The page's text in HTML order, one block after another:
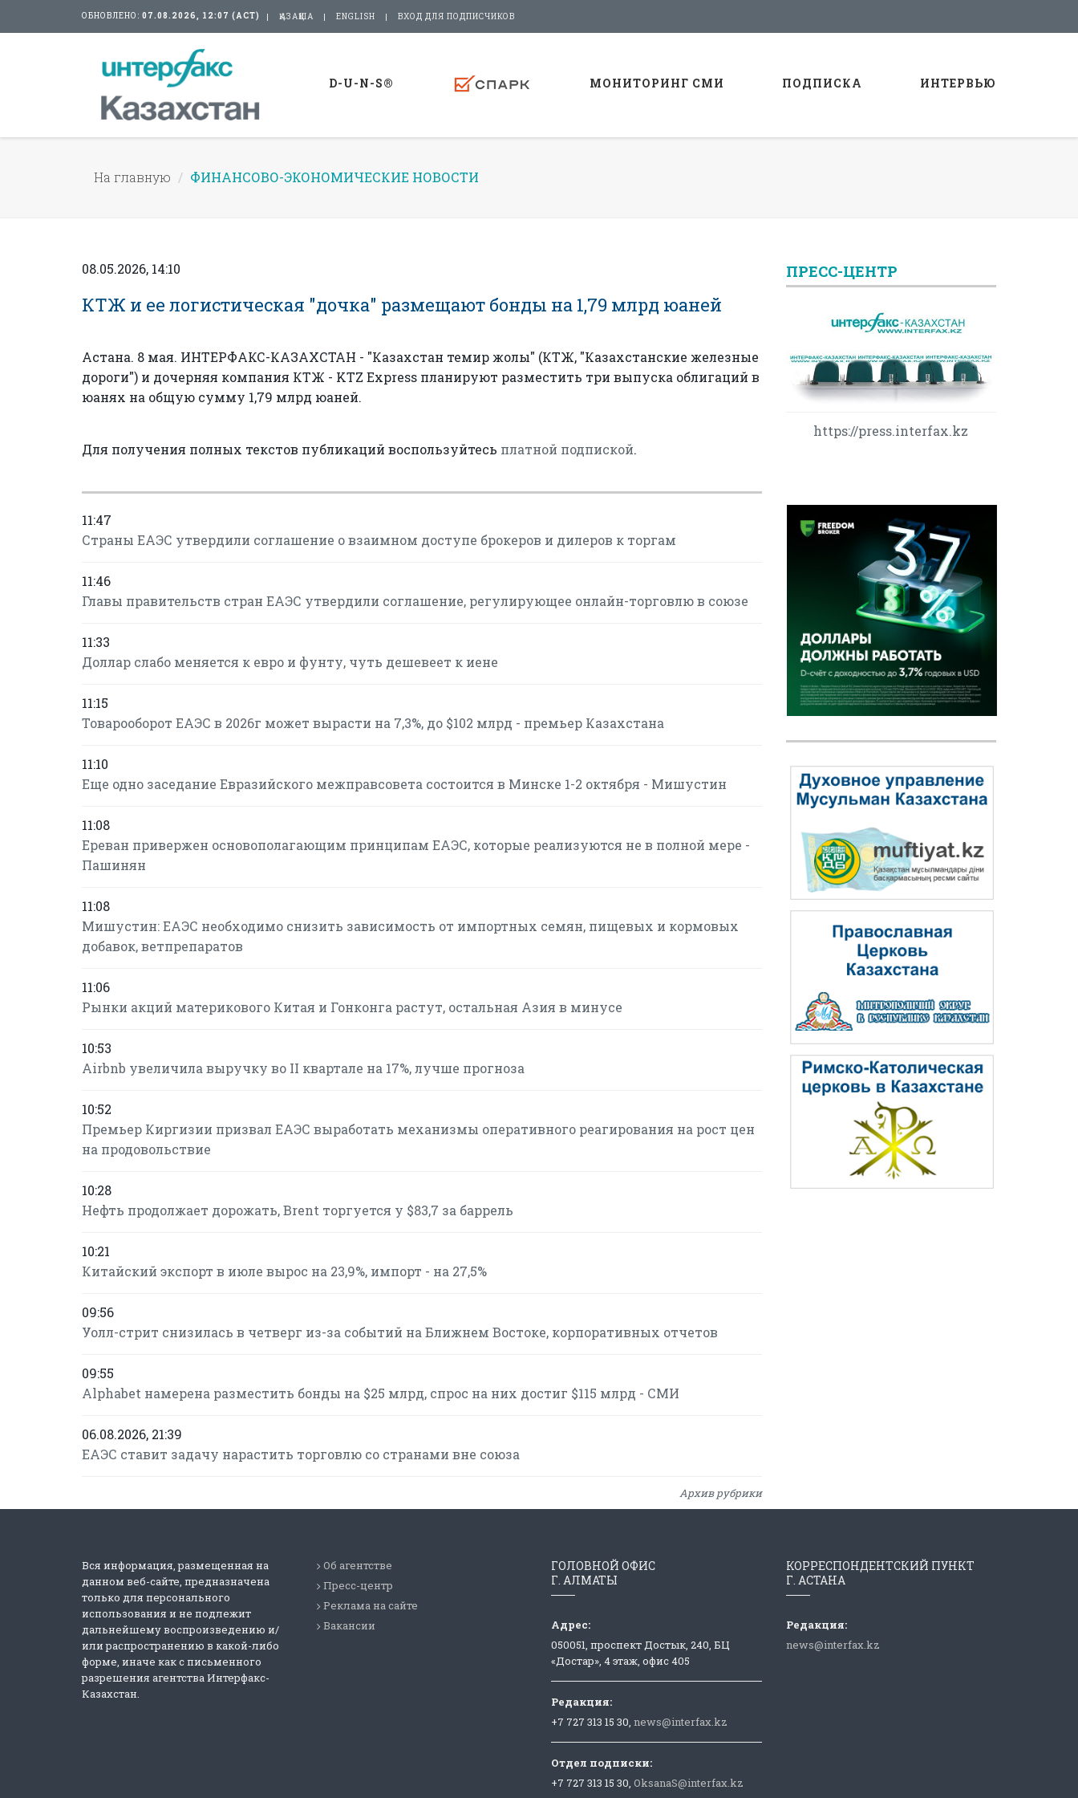
ОБНОВЛЕНО: 07.08.2026, 12:07 (АСТ) ҚАЗАҚША ENGLISH ВХОД ДЛЯ ПОДПИСЧИКОВ
D-U-N-S® МОНИТОРИНГ СМИ ПОДПИСКА ИНТЕРВЬЮ
На главную ФИНАНСОВО-ЭКОНОМИЧЕСКИЕ НОВОСТИ
08.05.2026, 14:10
КТЖ и ее логистическая "дочка" размещают бонды на 1,79 млрд юаней
Астана. 8 мая. ИНТЕРФАКС-КАЗАХСТАН - "Казахстан темир жолы" (КТЖ, "Казахстанские железные
дороги") и дочерняя компания КТЖ - KTZ Express планируют разместить три выпуска облигаций в
юанях на общую сумму 1,79 млрд юаней.
Для получения полных текстов публикаций воспользуйтесь платной подпиской.
11:47
Страны ЕАЭС утвердили соглашение о взаимном доступе брокеров и дилеров к торгам
11:46
Главы правительств стран ЕАЭС утвердили соглашение, регулирующее онлайн-торговлю в союзе
11:33
Доллар слабо меняется к евро и фунту, чуть дешевеет к иене
11:15
Товарооборот ЕАЭС в 2026г может вырасти на 7,3%, до $102 млрд - премьер Казахстана
11:10
Еще одно заседание Евразийского межправсовета состоится в Минске 1-2 октября - Мишустин
11:08
Ереван привержен основополагающим принципам ЕАЭС, которые реализуются не в полной мере -
Пашинян
11:08
Мишустин: ЕАЭС необходимо снизить зависимость от импортных семян, пищевых и кормовых
добавок, ветпрепаратов
11:06
Рынки акций материкового Китая и Гонконга растут, остальная Азия в минусе
10:53
Airbnb увеличила выручку во II квартале на 17%, лучше прогноза
10:52
Премьер Киргизии призвал ЕАЭС выработать механизмы оперативного реагирования на рост цен
на продовольствие
10:28
Нефть продолжает дорожать, Brent торгуется у $83,7 за баррель
10:21
Китайский экспорт в июле вырос на 23,9%, импорт - на 27,5%
09:56
Уолл-стрит снизилась в четверг из-за событий на Ближнем Востоке, корпоративных отчетов
09:55
Alphabet намерена разместить бонды на $25 млрд, спрос на них достиг $115 млрд - СМИ
06.08.2026, 21:39
ЕАЭС ставит задачу нарастить торговлю со странами вне союза
Архив рубрики
ПРЕСС-ЦЕНТР
https://press.interfax.kz
Вся информация, размещенная на
данном веб-сайте, предназначена
только для персонального
использования и не подлежит
дальнейшему воспроизведению и/
или распространению в какой-либо
форме, иначе как с письменного
разрешения агентства Интерфакс-
Казахстан.
Об агентстве
Пресс-центр
Реклама на сайте
Вакансии
ГОЛОВНОЙ ОФИС
Г. АЛМАТЫ
Адрес:
050051, проспект Достык, 240, БЦ
«Достар», 4 этаж, офис 405
Редакция:
+7 727 313 15 30, news@interfax.kz
Отдел подписки:
+7 727 313 15 30, OksanaS@interfax.kz
КОРРЕСПОНДЕНТСКИЙ ПУНКТ
Г. АСТАНА
Редакция:
news@interfax.kz